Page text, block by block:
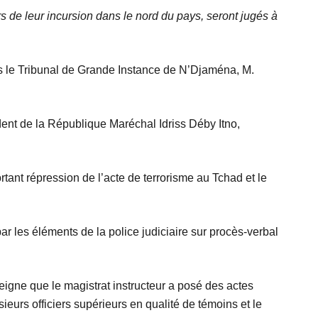
de leur incursion dans le nord du pays, seront jugés à
Tribunal de Grande Instance de N’Djaména, M.
de la République Maréchal Idriss Déby Itno,
répression de l’acte de terrorisme au Tchad et le
les éléments de la police judiciaire sur procès-verbal
que le magistrat instructeur a posé des actes
officiers supérieurs en qualité de témoins et le